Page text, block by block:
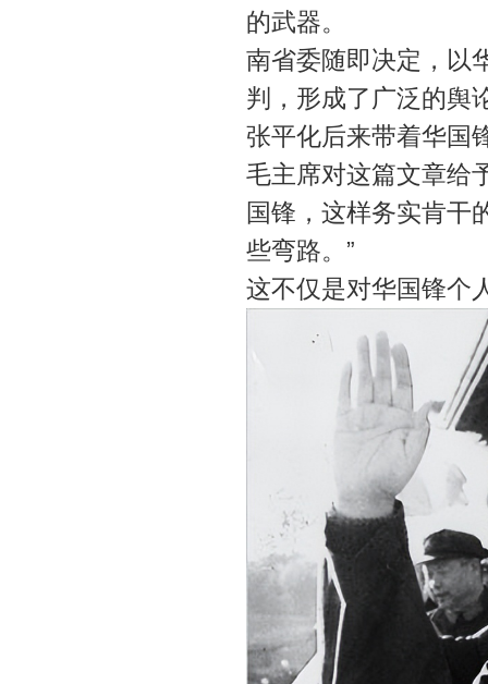
的武器。
南省委随即决定，以
判，形成了广泛的舆
张平化后来带着华国
毛主席对这篇文章给
国锋，这样务实肯干
些弯路。”
这不仅是对华国锋个